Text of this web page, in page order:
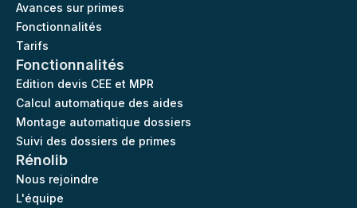
Avances sur primes
Fonctionnalités
Tarifs
Fonctionnalités
Edition devis CEE et MPR
Calcul automatique des aides
Montage automatique dossiers
Suivi des dossiers de primes
Rénolib
Nous rejoindre
L'équipe